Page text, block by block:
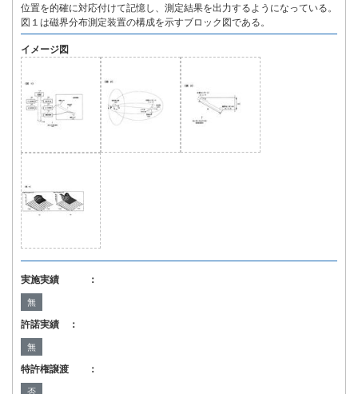
位置を的確に対応付けて記憶し、測定結果を出力するようになっている。
図１は磁界分布測定装置の構成を示すブロック図である。
イメージ図
実施実績 ：
無
許諾実績 ：
無
特許権譲渡 ：
否